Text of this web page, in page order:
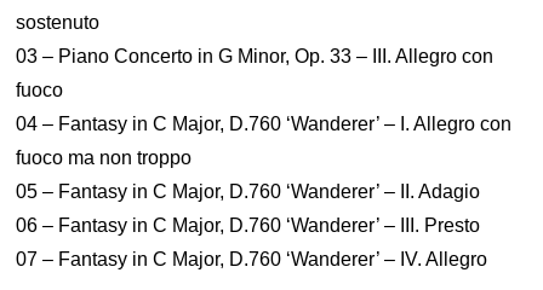
sostenuto
03 – Piano Concerto in G Minor, Op. 33 – III. Allegro con
fuoco
04 – Fantasy in C Major, D.760 ‘Wanderer’ – I. Allegro con
fuoco ma non troppo
05 – Fantasy in C Major, D.760 ‘Wanderer’ – II. Adagio
06 – Fantasy in C Major, D.760 ‘Wanderer’ – III. Presto
07 – Fantasy in C Major, D.760 ‘Wanderer’ – IV. Allegro